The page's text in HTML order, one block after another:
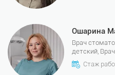
Ошарина
Врач
детский,
Стаж